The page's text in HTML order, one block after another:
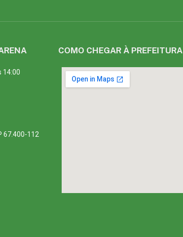
14:00
67.400-112
COMO CHEGAR À PREFEITURA